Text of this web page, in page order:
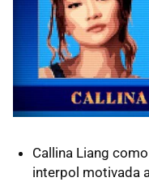
Callina Liang como
interpol motivada